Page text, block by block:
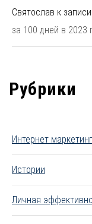
Святослав к записи
за 100 дней в 2023
Рубрики
Интернет маркетинг
Истории
Личная